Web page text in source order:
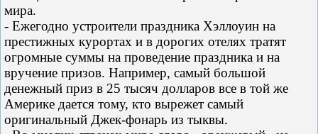
мира.
- Ежегодно устроители праздника Хэллоуин на
престижных курортах и в дорогих отелях тратят
огромные суммы на проведение праздника и на
вручение призов. Например, самый большой
денежный приз в 25 тысяч долларов все в той же
Америке дается тому, кто вырежет самый
оригинальный Джек-фонарь из тыквы.